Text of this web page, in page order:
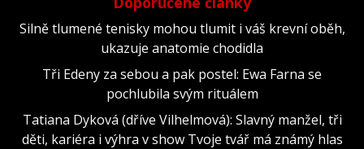
Silně tlumené tenisky mohou tlumit i váš krevní oběh,
ukazuje anatomie chodidla
Tři Edeny za sebou a pak postel: Ewa Farna se
pochlubila svým rituálem
Tatiana Dyková (dříve Vilhelmová): Slavný manžel, tři
děti, kariéra i výhra v show Tvoje tvář má známý hlas